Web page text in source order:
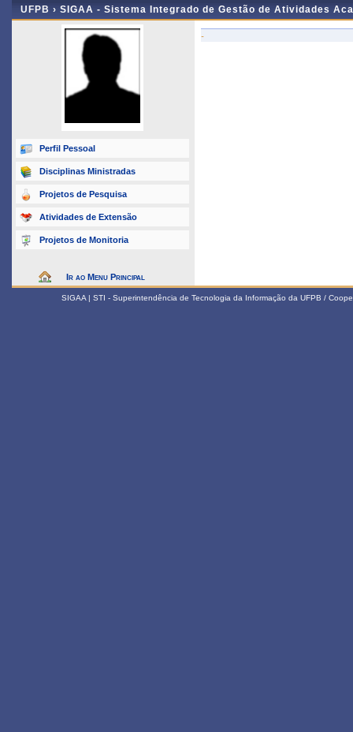
UFPB › SIGAA - Sistema Integrado de Gestão de Atividades
Perfil Pessoal
Disciplinas Ministradas
Projetos de Pesquisa
Atividades de Extensão
Projetos de Monitoria
Ir ao Menu Principal
-
SIGAA | STI - Superintendência de Tecnologia da Informação da UFPB /